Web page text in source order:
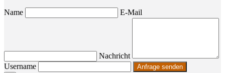
Name E-Mail
Nachricht
Username